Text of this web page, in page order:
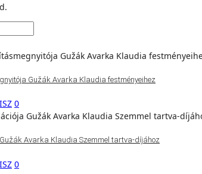
Gužák Avarka Klaudia festményeihez
0
Avarka Klaudia Szemmel tartva-díjához
0